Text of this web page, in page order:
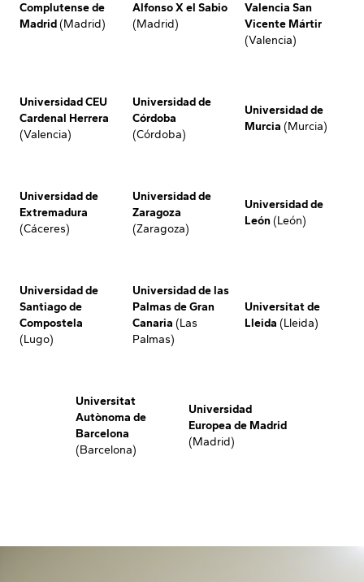
Complutense de
Madrid(Madrid)
Alfonso X el Sabio
(Madrid)
Valencia San
Vicente Mártir
(Valencia)
Universidad CEU
Cardenal Herrera
(Valencia)
Universidad de
Córdoba
(Córdoba)
Universidad de
Murcia (Murcia)
Universidad de
Extremadura
(Cáceres)
Universidad de
Zaragoza
(Zaragoza)
Universidad de
León(León)
Universidad de
Santiago de
Compostela
(Lugo)
Universidad de las
Palmas de Gran
Canaria (Las
Palmas)
Universitat de
Lleida (Lleida)
Universitat
Autònoma de
Barcelona
(Barcelona)
Universidad
Europea de Madrid
(Madrid)